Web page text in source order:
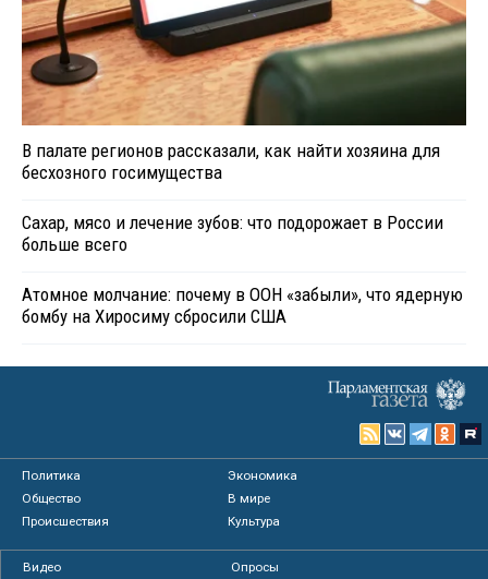
В палате регионов рассказали, как найти хозяина для
бесхозного госимущества
Сахар, мясо и лечение зубов: что подорожает в России
больше всего
Атомное молчание: почему в ООН «забыли», что ядерную
бомбу на Хиросиму сбросили США
Политика
Экономика
Общество
В мире
Происшествия
Культура
Видео
Опросы